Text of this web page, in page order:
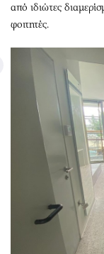
από ιδιώτες
φοιτητές.